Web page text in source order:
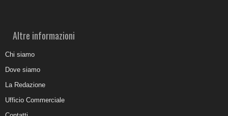
Altre informazioni
Chi siamo
Dove siamo
La Redazione
Ufficio Commerciale